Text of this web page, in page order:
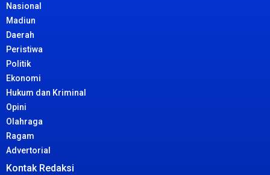
Nasional
Madiun
Daerah
Peristiwa
Politik
Ekonomi
Hukum dan Kriminal
Opini
Olahraga
Ragam
Advertorial
Kontak Redaksi